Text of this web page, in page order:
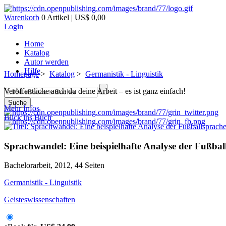
Warenkorb 0 Artikel | US$ 0,00
Login
Home
Katalog
Autor werden
Hilfe
Suche
Homepage> Katalog > Germanistik - Linguistik
Veröffentliche auch du deine Arbeit – es ist ganz einfach!
Mehr Infos
Blick ins Buch
Sprachwandel: Eine beispielhafte Analyse der
Bachelorarbeit, 2012, 44 Seiten
Germanistik - Linguistik
Geisteswissenschaften